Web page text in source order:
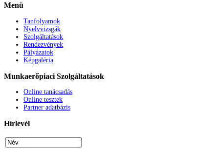
Menü
Tanfolyamok
Nyelvvizsgák
Szolgáltatások
Rendezvények
Pályázatok
Képgaléria
Munkaerőpiaci Szolgáltatások
Online tanácsadás
Online tesztek
Partner adatbázis
Hírlevél